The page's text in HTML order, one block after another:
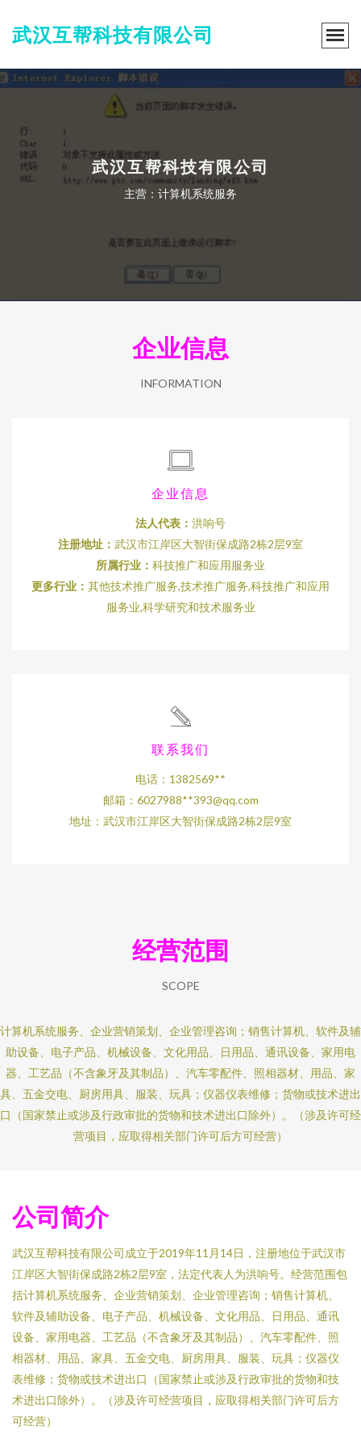
武汉互帮科技有限公司
武汉互帮科技有限公司
主营：计算机系统服务
企业信息
INFORMATION
企业信息
法人代表： 洪响号
注册地址： 武汉市江岸区大智街保成路2栋2层9室
所属行业： 科技推广和应用服务业
更多行业： 其他技术推广服务,技术推广服务,科技推广和应用
服务业,科学研究和技术服务业
联系我们
电话：1382569**
邮箱：6027988**393@qq.com
地址：武汉市江岸区大智街保成路2栋2层9室
经营范围
SCOPE
计算机系统服务、企业营销策划、企业管理咨询；销售计算机、软件及辅
助设备、电子产品、机械设备、文化用品、日用品、通讯设备、家用电
器、工艺品（不含象牙及其制品）、汽车零配件、照相器材、用品、家
具、五金交电、厨房用具、服装、玩具；仪器仪表维修；货物或技术进出
口（国家禁止或涉及行政审批的货物和技术进出口除外）。（涉及许可经
营项目，应取得相关部门许可后方可经营）
公司简介
武汉互帮科技有限公司成立于2019年11月14日，注册地位于武汉市
江岸区大智街保成路2栋2层9室，法定代表人为洪响号。经营范围包
括计算机系统服务、企业营销策划、企业管理咨询；销售计算机、
软件及辅助设备、电子产品、机械设备、文化用品、日用品、通讯
设备、家用电器、工艺品（不含象牙及其制品）、汽车零配件、照
相器材、用品、家具、五金交电、厨房用具、服装、玩具；仪器仪
表维修；货物或技术进出口（国家禁止或涉及行政审批的货物和技
术进出口除外）。（涉及许可经营项目，应取得相关部门许可后方
可经营）